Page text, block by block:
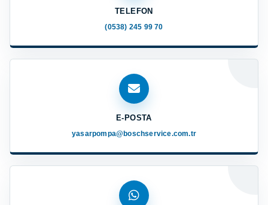
TELEFON
(0538) 245 99 70
E-POSTA
yasarpompa@boschservice.com.tr